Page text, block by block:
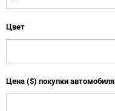
Цвет
Цена ($) покупки автомобиля